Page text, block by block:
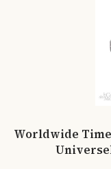
Worldwide